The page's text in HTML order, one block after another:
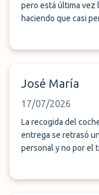
pero está última vez
haciendo que casi
José María
17/07/2026
La recogida del
entrega se retrasó
personal y no por el